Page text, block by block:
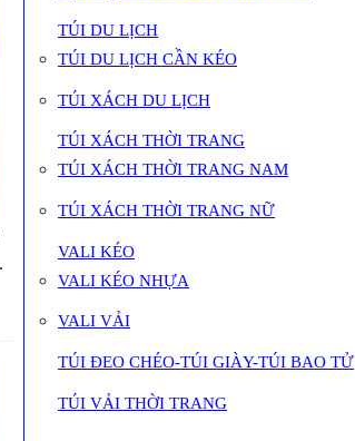
TÚI DU LỊCH
TÚI DU LỊCH CẦN KÉO
TÚI XÁCH DU LỊCH
TÚI XÁCH THỜI TRANG
TÚI XÁCH THỜI TRANG NAM
TÚI XÁCH THỜI TRANG NỮ
VALI KÉO
VALI KÉO NHỰA
VALI VẢI
TÚI ĐEO CHÉO-TÚI GIÀY-TÚI BAO TỬ
TÚI VẢI THỜI TRANG